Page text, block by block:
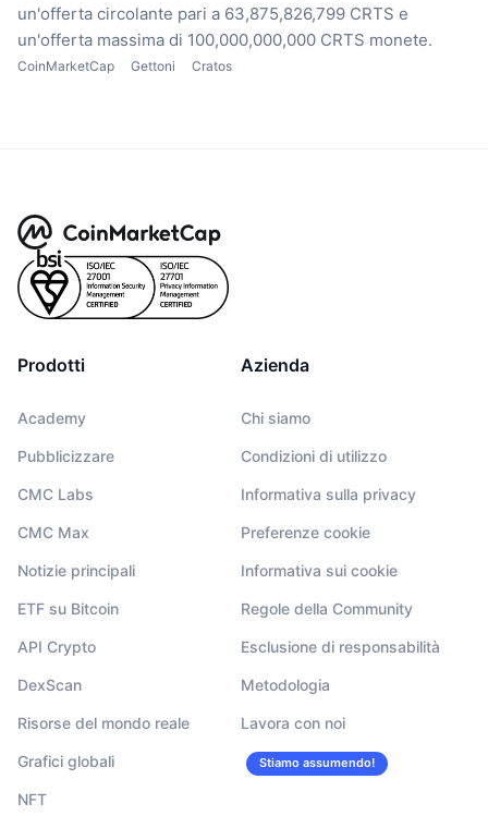
un'offerta circolante pari a 63,875,826,799 CRTS e
un'offerta massima di 100,000,000,000 CRTS monete.
CoinMarketCap Gettoni Cratos
Prodotti
Academy
Pubblicizzare
CMC Labs
CMC Max
Notizie principali
ETF su Bitcoin
API Crypto
DexScan
Risorse del mondo reale
Grafici globali
NFT
Azienda
Chi siamo
Condizioni di utilizzo
Informativa sulla privacy
Preferenze cookie
Informativa sui cookie
Regole della Community
Esclusione di responsabilità
Metodologia
Lavora con noi
Stiamo assumendo!